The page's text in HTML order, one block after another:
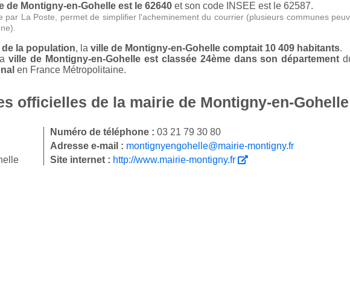
de Montigny-en-Gohelle est le 62640 et son code INSEE est le 62587.
par La Poste, permet de simplifier l'acheminement du courrier (plusieurs communes
la population, la ville de Montigny-en-Gohelle comptait 10 409 habitants.
ville de Montigny-en-Gohelle est classée 24ème dans son département
en France Métropolitaine.
officielles de la mairie de Montigny-en-Gohelle
Numéro de téléphone : 03 21 79 30 80
Adresse e-mail : montignyengohelle@mairie-montigny.fr
Site internet : http://www.mairie-montigny.fr